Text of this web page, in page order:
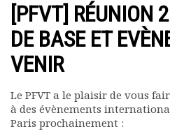
contact@villes-developpement.org
Accueil
Qui sommes-nous ?
Présentation vidéo
Le bureau
[PFVT] RÉUNION
DE BASE ET
VENIR
Le PFVT a le plaisir de vous
à des évènements
Paris prochainement :